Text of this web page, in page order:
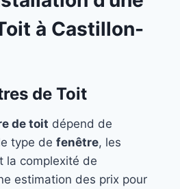
à Castillon-
de Toit
de toit dépend de
type de fenêtre, les
la complexité de
estimation des prix pour